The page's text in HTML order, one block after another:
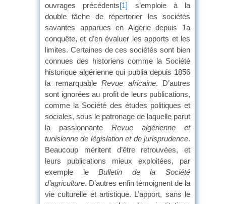
ouvrages précédents[1] s’emploie à la
double tâche de répertorier les sociétés
savantes apparues en Algérie depuis 1a
conquête, et d’en évaluer les apports et les
limites. Certaines de ces sociétés sont bien
connues des historiens comme la Société
historique algérienne qui publia depuis 1856
la remarquable Revue africaine. D’autres
sont ignorées au profit de leurs publications,
comme la Société des études politiques et
sociales, sous le patronage de laquelle parut
la passionnante Revue algérienne et
tunisienne de législation et de jurisprudence.
Beaucoup méritent d’être retrouvées, et
leurs publications mieux exploitées, par
exemple leBulletin de la Société
d’agriculture. D’autres enfin témoignent de la
vie culturelle et artistique. L’apport, sans le